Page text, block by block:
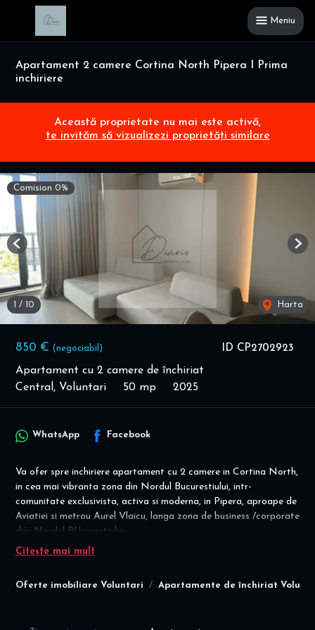
Meniu
Apartament 2 camere Cortina North Pipera I Prima
inchiriere
Această proprietate nu mai este activă,
te invităm să vizualizezi proprietăți similare
ID CP2702923
850 € (negociabil)
Apartament cu 2 camere de închiriat
Central, Voluntari
50 mp 2025
Comision 0%
/ 10 Harta
Previous
Oferte imobiliare Voluntari Apartamente de închiriat
WhatsApp Facebook
Va ofer spre inchiriere apartament cu 2 camere in Cortina North,
in cea mai vibranta zona din Nordul Bucurestiului, intr-
comunitate exclusivista, activa si moderna, in Pipera, aproape de
Aviatiei si metrou Aurel Vlaicu, langa zona de business /corporate
dijn Nordul BUcurestiului.
Disponibilitate imediata! Prima inchiriere! Design premium! Spatii
- NU sunt acceptate animalele de companie; NU se fumeaza in
Citește mai mult